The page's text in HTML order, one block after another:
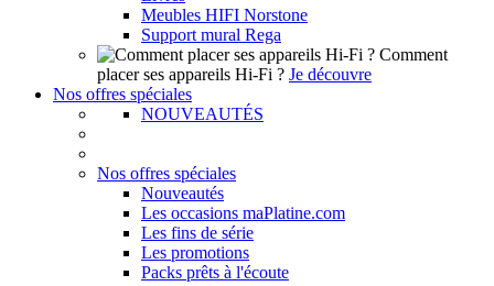
Meubles HIFI Norstone
Support mural Rega
Comment
placer ses appareils Hi-Fi ? Je découvre
Nos offres spéciales
NOUVEAUTÉS
Nos offres spéciales
Nouveautés
Les occasions maPlatine.com
Les fins de série
Les promotions
Packs prêts à l'écoute